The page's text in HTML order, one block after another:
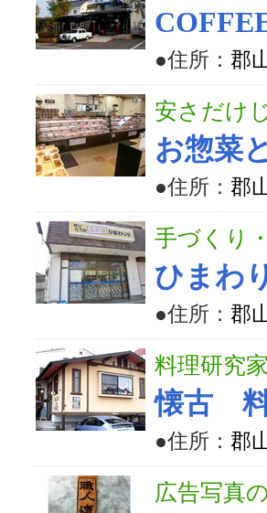
●住所： 郡
安さだけ
お惣菜
●住所： 郡
手づくり
ひまわ
●住所： 郡
料理研究
懐古
●住所： 郡
広告写真